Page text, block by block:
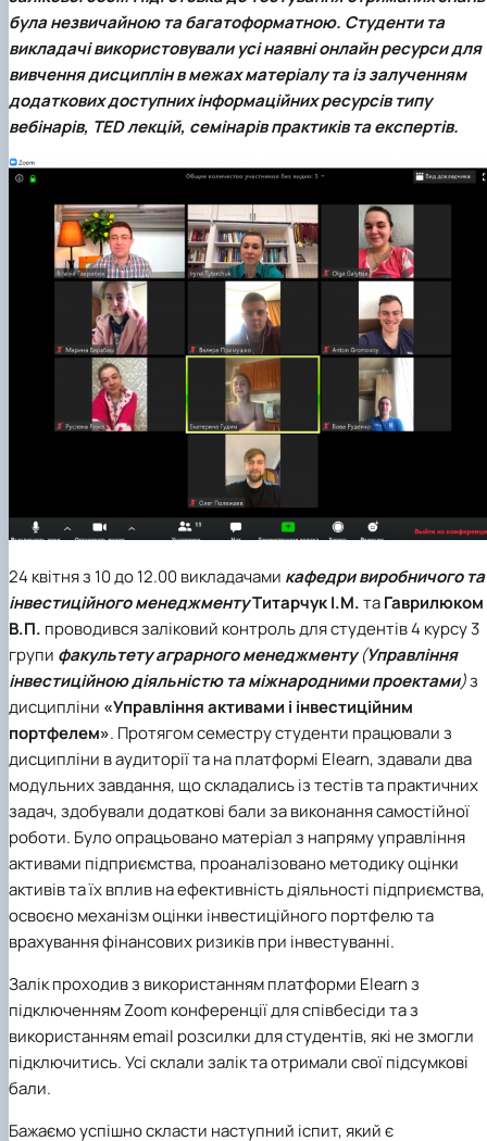
була незвичайною та багатоформатною. Студенти та
викладачі використовували усі наявні онлайн ресурси для
вивчення дисциплін в межах матеріалу та із залученням
додаткових доступних інформаційних ресурсів типу
вебінарів, TED лекцій, семінарів практиків та експертів.
24 квітня з 10 до 12.00 викладачами кафедри виробничого та
інвестиційного менеджментуТитарчук І.М.таГаврилюком
В.П. проводився заліковий контроль для студентів 4 курсу 3
групи факультету аграрного менеджменту (Управління
інвестиційною діяльністю та міжнародними проектами)з
дисципліни «Управління активами і інвестиційним
портфелем». Протягом семестру студенти працювали з
дисципліни в аудиторії та на платформі Elearn, здавали два
модульних завдання, що складались із тестів та практичних
задач, здобували додаткові бали за виконання самостійної
роботи. Було опрацьовано матеріал з напряму управління
активами підприємства, проаналізовано методику оцінки
активів та їх вплив на ефективність діяльності підприємства,
освоєно механізм оцінки інвестиційного портфелю та
врахування фінансових ризиків при інвестуванні.
Залік проходив з використанням платформи Elearn з
підключенням Zoom конференції для співбесіди та з
використанням email розсилки для студентів, які не змогли
підключитись. Усі склали залік та отримали свої підсумкові
бали.
Бажаємо успішно скласти наступний іспит, який є